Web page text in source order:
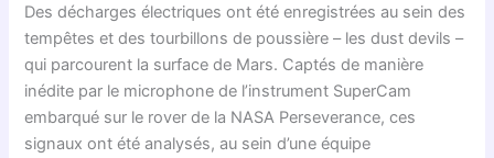
Des décharges électriques ont été enregistrées au sein des
tempêtes et des tourbillons de poussière – les dust devils –
qui parcourent la surface de Mars. Captés de manière
inédite par le microphone de l’instrument SuperCam
embarqué sur le rover de la NASA Perseverance, ces
signaux ont été analysés, au sein d’une équipe